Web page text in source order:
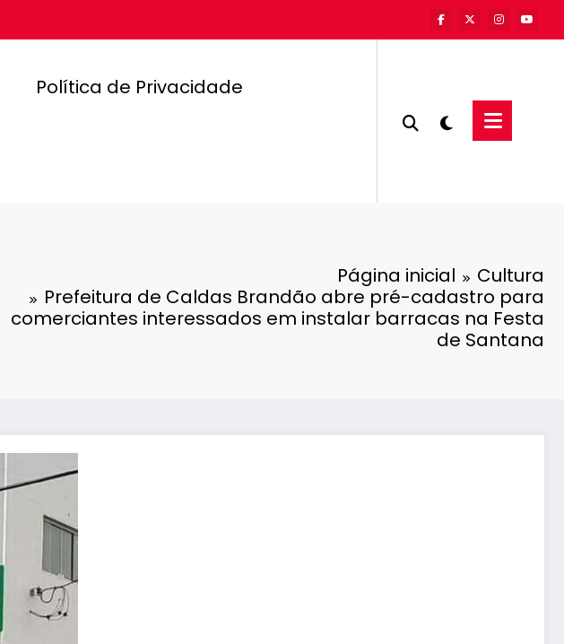
Política de Privacidade
Página inicial
Cultura
Prefeitura de Caldas Brandão abre pré-cadastro para
comerciantes interessados em instalar barracas na Festa
de Santana